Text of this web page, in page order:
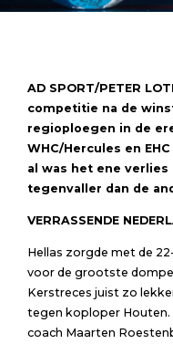
AD SPORT/PETER
competitie na de
regioploegen in de
WHC/Hercules en
al was het ene
tegenvaller dan de
VERRASSENDE
Hellas zorgde met de
voor de grootste
Kerstreces juist zo
tegen koploper
coach Maarten